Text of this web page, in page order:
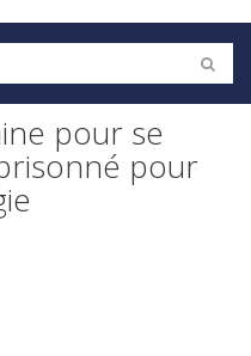
pour se
pour